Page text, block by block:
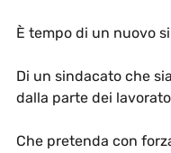
È tempo di un nuovo
Di un sindacato che
dalla parte dei
Che pretenda con